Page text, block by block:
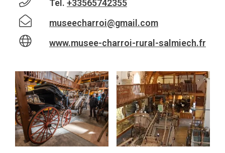
Tel. +33565742355
museecharroi@gmail.com
www.musee-charroi-rural-salmiech.fr